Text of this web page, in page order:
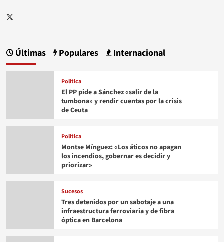
Twitter
Últimas Populares Internacional
Política
El PP pide a Sánchez «salir de la
tumbona» y rendir cuentas por la crisis
de Ceuta
Política
Montse Mínguez: «Los áticos no apagan
los incendios, gobernar es decidir y
priorizar»
Sucesos
Tres detenidos por un sabotaje a una
infraestructura ferroviaria y de fibra
óptica en Barcelona